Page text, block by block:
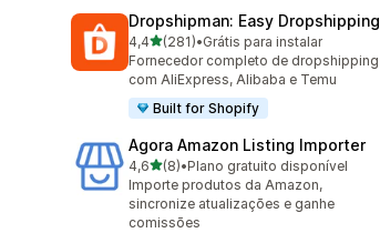
Dropshipman: Easy Dropshipping
4,4de 5 estrelas
(281)
281 avaliações ao todo
•Grátis para instalar
Fornecedor completo de dropshipping
com AliExpress, Alibaba e Temu
Built for Shopify
Agora Amazon Listing Importer
4,6de 5 estrelas
(8)
8 avaliações ao todo
•Plano gratuito disponível
Importe produtos da Amazon,
sincronize atualizações e ganhe
comissões